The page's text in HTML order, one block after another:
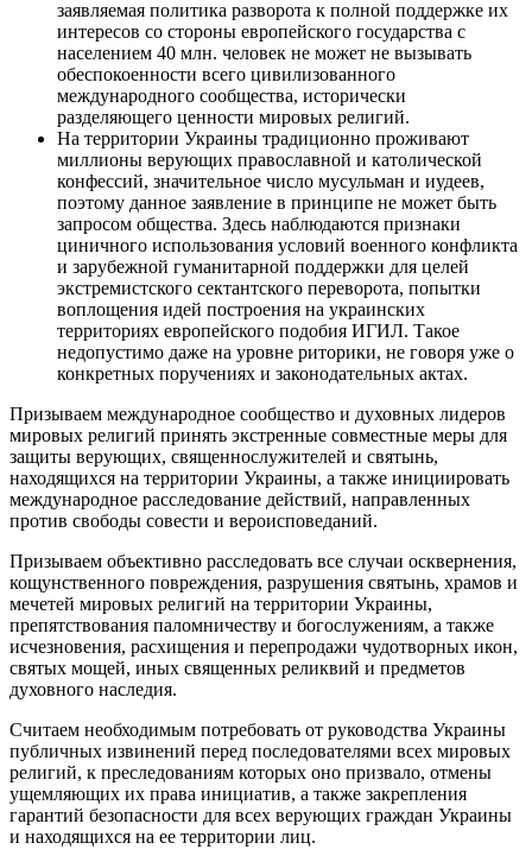
заявляемая политика разворота к полной поддержке их
интересов со стороны европейского государства с
населением 40 млн. человек не может не вызывать
обеспокоенности всего цивилизованного
международного сообщества, исторически
разделяющего ценности мировых религий.
На территории Украины традиционно проживают
миллионы верующих православной и католической
конфессий, значительное число мусульман и иудеев,
поэтому данное заявление в принципе не может быть
запросом общества. Здесь наблюдаются признаки
циничного использования условий военного конфликта
и зарубежной гуманитарной поддержки для целей
экстремистского сектантского переворота, попытки
воплощения идей построения на украинских
территориях европейского подобия ИГИЛ. Такое
недопустимо даже на уровне риторики, не говоря уже о
конкретных поручениях и законодательных актах.
Призываем международное сообщество и духовных лидеров
мировых религий принять экстренные совместные меры для
защиты верующих, священнослужителей и святынь,
находящихся на территории Украины, а также инициировать
международное расследование действий, направленных
против свободы совести и вероисповеданий.
Призываем объективно расследовать все случаи осквернения,
кощунственного повреждения, разрушения святынь, храмов и
мечетей мировых религий на территории Украины,
препятствования паломничеству и богослужениям, а также
исчезновения, расхищения и перепродажи чудотворных икон,
святых мощей, иных священных реликвий и предметов
духовного наследия.
Считаем необходимым потребовать от руководства Украины
публичных извинений перед последователями всех мировых
религий, к преследованиям которых оно призвало, отмены
ущемляющих их права инициатив, а также закрепления
гарантий безопасности для всех верующих граждан Украины
и находящихся на ее территории лиц.